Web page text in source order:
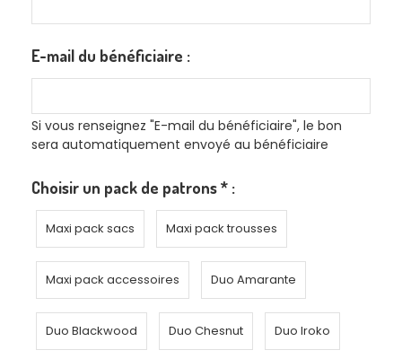
E-mail du bénéficiaire :
Si vous renseignez "E-mail du bénéficiaire", le bon
sera automatiquement envoyé au bénéficiaire
Choisir un pack de patrons* :
Maxi pack sacs Maxi pack trousses
Maxi pack accessoires Duo Amarante
Duo Blackwood Duo Chesnut Duo Iroko